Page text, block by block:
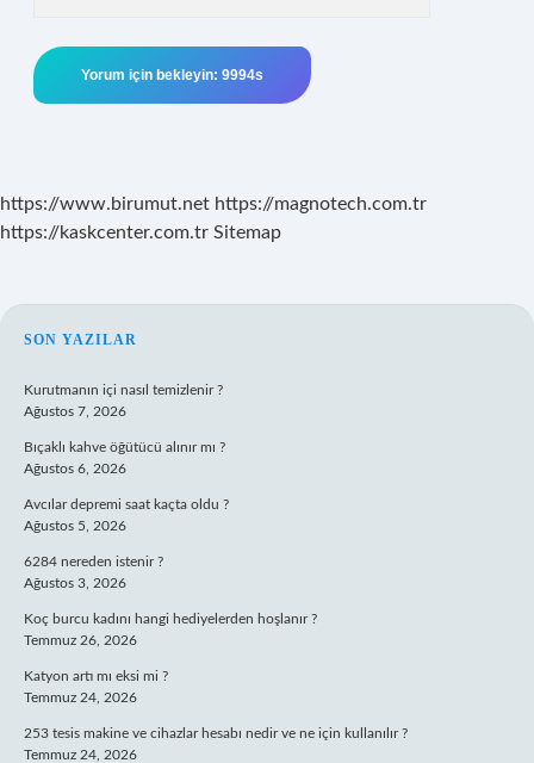
https://www.birumut.net https://magnotech.com.tr
https://kaskcenter.com.tr Sitemap
SIDEBAR
SON YAZILAR
Kurutmanın içi nasıl temizlenir ?
Ağustos 7, 2026
Bıçaklı kahve öğütücü alınır mı ?
Ağustos 6, 2026
Avcılar depremi saat kaçta oldu ?
Ağustos 5, 2026
6284 nereden istenir ?
Ağustos 3, 2026
Koç burcu kadını hangi hediyelerden hoşlanır ?
Temmuz 26, 2026
Katyon artı mı eksi mi ?
Temmuz 24, 2026
253 tesis makine ve cihazlar hesabı nedir ve ne için kullanılır ?
Temmuz 24, 2026